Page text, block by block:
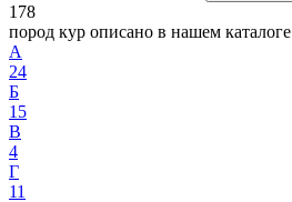
178
пород кур описано в нашем каталоге
А
24
Б
15
В
4
Г
11